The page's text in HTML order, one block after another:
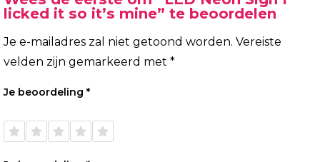
licked it so it’s mine” te beoordelen
Je e-mailadres zal niet getoond worden. Vereiste
velden zijn gemarkeerd met *
Je beoordeling *
de 5
de 5
de 5
de 5
de 5